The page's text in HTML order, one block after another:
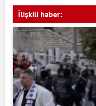
İlişkili haber: